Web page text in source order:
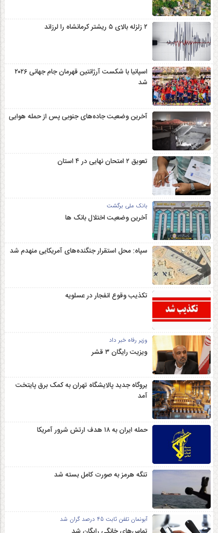
۲ زلزله‌ بالای ۵ ریشتر کرمانشاه را لرزاند
اسپانیا با شکست آرژانتین قهرمان جام جهانی ۲۰۲۶
شد
آخرین وضعیت جاده‌های جنوبی پس از حمله هوایی
تعویق ۲ امتحان نهایی در ۴ استان
بانک ملی برگشت
آخرین وضعیت اختلال بانک ها
سپاه: محل استقرار جنگنده‌های آمریکایی منهدم شد
تکذیب وقوع انفجار در عسلویه
وزیر رفاه خبر داد
ویزیت رایگان ۳ قشر
یروگاه جدید پالایشگاه تهران به کمک برق پایتخت
آمد
حمله ایران به ۱۸ هدف ارتش شرور آمریکا
تنگه هرمز به صورت کامل بسته شد
آبونمان تلفن ثابت 45 درصد گران شد